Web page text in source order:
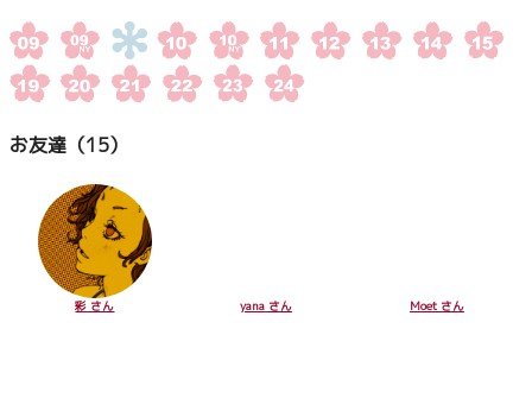
お友達（15）
彩 さん yana さん Moet さん